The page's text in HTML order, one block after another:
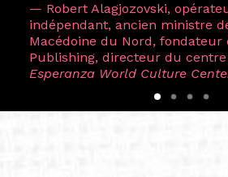
— Robert Alagjozovski,
indépendant, ancien ministre
Macédoine du Nord, fondateur
Publishing, directeur du
Esperanza World Culture